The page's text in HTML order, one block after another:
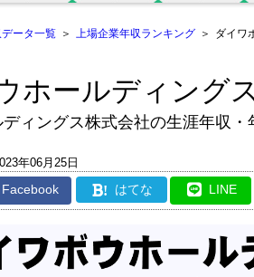
ータ一覧 ＞ 上場企業年収ランキング ＞ ダイワ
ホールディング
ィングス株式会社の生涯年収
年06月25日
Facebook ! はてな LINE